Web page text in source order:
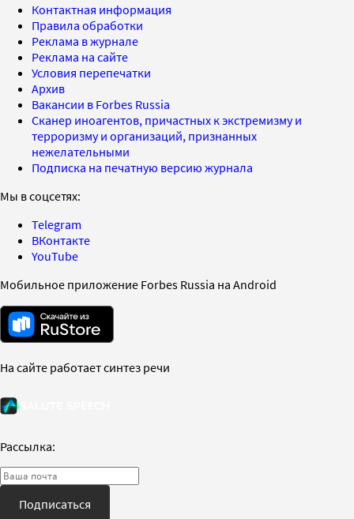
Контактная информация
Правила обработки
Реклама в журнале
Реклама на сайте
Условия перепечатки
Архив
Вакансии в Forbes Russia
Сканер иноагентов, причастных к экстремизму и
терроризму и организаций, признанных
нежелательными
Подписка на печатную версию журнала
Мы в соцсетях:
Telegram
ВКонтакте
YouTube
Мобильное приложение Forbes Russia на Android
На сайте работает синтез речи
Рассылка:
Подписаться